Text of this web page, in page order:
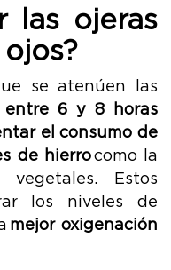
las ojeras
se atenúen las
entre 6 y 8 horas
el consumo de
de hierrocomo la
Estos
los niveles de
mejor oxigenación